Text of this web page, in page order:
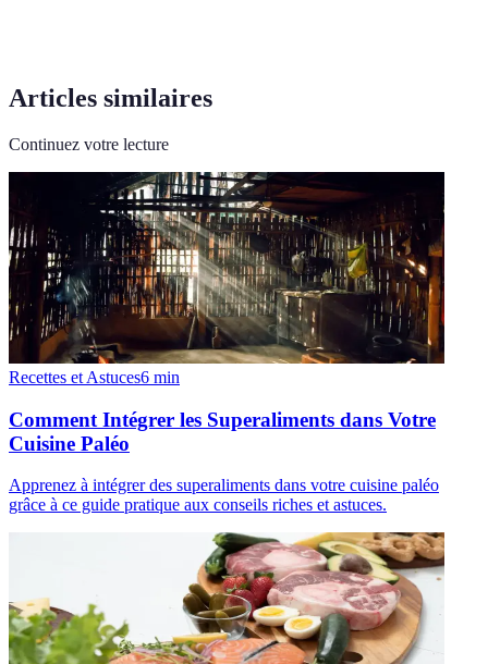
Articles similaires
Continuez votre lecture
Recettes et Astuces6 min
Comment Intégrer les Superaliments dans Votre
Cuisine Paléo
Apprenez à intégrer des superaliments dans votre cuisine paléo
grâce à ce guide pratique aux conseils riches et astuces.